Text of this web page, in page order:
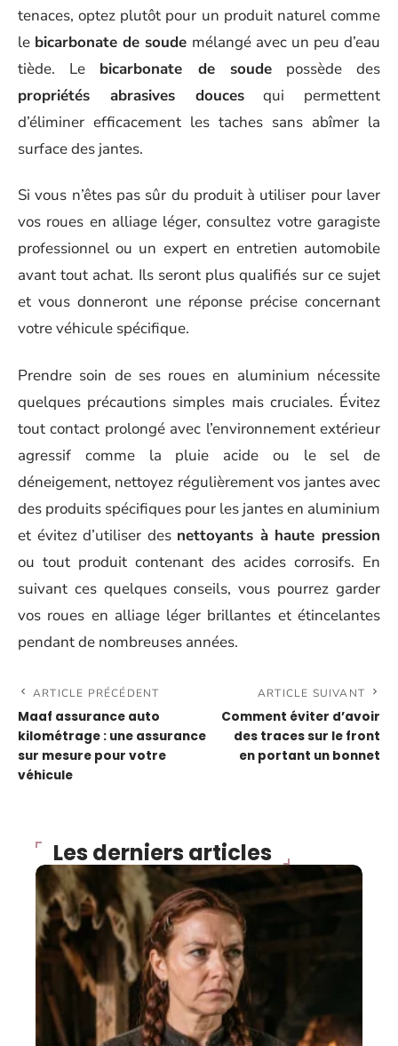
tenaces, optez plutôt pour un produit naturel comme
le bicarbonate de soude mélangé avec un peu d’eau
tiède. Le bicarbonate de soudepossède des
propriétés abrasives doucesqui permettent
d’éliminer efficacement les taches sans abîmer la
surface des jantes.
Si vous n’êtes pas sûr du produit à utiliser pour laver
vos roues en alliage léger, consultez votre garagiste
professionnel ou un expert en entretien automobile
avant tout achat. Ils seront plus qualifiés sur ce sujet
et vous donneront une réponse précise concernant
votre véhicule spécifique.
Prendre soin de ses roues en aluminium nécessite
quelques précautions simples mais cruciales. Évitez
tout contact prolongé avec l’environnement extérieur
agressif comme la pluie acide ou le sel de
déneigement, nettoyez régulièrement vos jantes avec
des produits spécifiques pour les jantes en aluminium
et évitez d’utiliser des nettoyants à haute pression
ou tout produit contenant des acides corrosifs. En
suivant ces quelques conseils, vous pourrez garder
vos roues en alliage léger brillantes et étincelantes
pendant de nombreuses années.
ARTICLE PRÉCÉDENT
Maaf assurance auto
kilométrage : une assurance
sur mesure pour votre
véhicule
ARTICLE SUIVANT
Comment éviter d’avoir
des traces sur le front
en portant un bonnet
Les derniers articles